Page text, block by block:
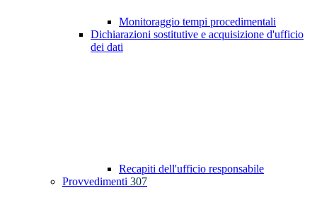
Monitoraggio tempi procedimentali
Dichiarazioni sostitutive e acquisizione d'ufficio
dei dati
Recapiti dell'ufficio responsabile
Provvedimenti 307